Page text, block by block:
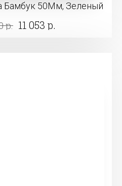
Бамбук 50Мм, Зеленый
р. 11 053 р.